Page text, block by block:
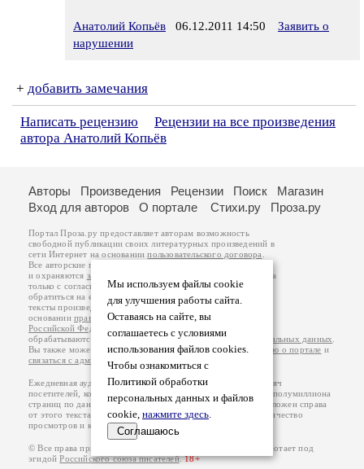
Анатолий Копьёв 06.12.2011 14:50
Заявить о
нарушении
+ добавить замечания
Написать рецензию
Рецензии на все произведения
автора Анатолий Копьёв
Мы используем файлы cookie
для улучшения работы сайта.
Оставаясь на сайте, вы
соглашаетесь с условиями
использования файлов cookies.
Чтобы ознакомиться с
Политикой обработки
персональных данных и файлов
cookie, нажмите здесь.
Соглашаюсь
Авторы Произведения Рецензии Поиск
Магазин
Вход для авторов
О портале Стихи.ру Проза.ру
Портал Проза.ру предоставляет авторам возможность
свободной публикации своих литературных произведений в
сети Интернет на основаниипользовательского договора
Все авторские права на произведения принадлежат авторам
и охраняются законом
. Перепечатка произведений возможна
только с согласия его автора, к которому вы можете
обратиться на его авторской странице. Ответственность за
тексты произведений авторы несут самостоятельно на
основанииправил публикацииизаконодательства
Российской Федерации
обрабатываются на основанииПолитики обработки персональных данных
Вы также можете посмотреть более подробнуюинформацию о портале и
связаться с администрацией
Ежедневная аудитория портала Проза.ру – порядка 100 тысяч
посетителей, которые в общей сумме просматривают более полумиллиона
страниц по данным счетчика посещаемости, который расположен справа
от этого текста. В каждой графе указано по две цифры: количество
просмотров и количество посетителей.
© Все права принадлежат авторам, 2000-2026. Портал работает под
эгидойРоссийского союза писателей.18+